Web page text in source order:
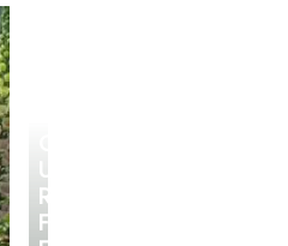
UN
RINCÓN
FRESCO